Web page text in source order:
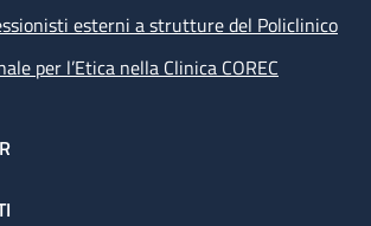
esterni a strutture del Policlinico
per l’Etica nella Clinica COREC